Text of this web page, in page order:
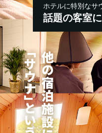
ホテルに特別なサ
話題の客室に